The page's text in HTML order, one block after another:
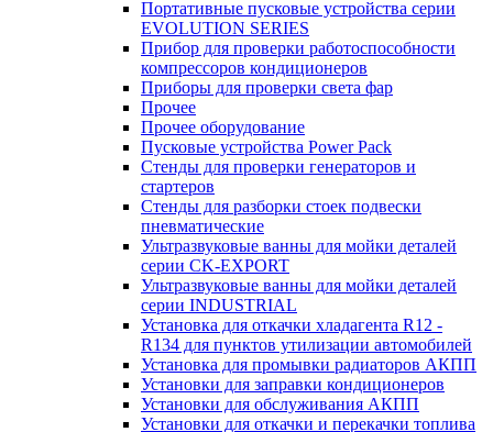
Портативные пусковые устройства серии
EVOLUTION SERIES
Прибор для проверки работоспособности
компрессоров кондиционеров
Приборы для проверки света фар
Прочее
Прочее оборудование
Пусковые устройства Power Pack
Стенды для проверки генераторов и
стартеров
Стенды для разборки стоек подвески
пневматические
Ультразвуковые ванны для мойки деталей
серии CK-EXPORT
Ультразвуковые ванны для мойки деталей
серии INDUSTRIAL
Установка для откачки хладагента R12 -
R134 для пунктов утилизации автомобилей
Установка для промывки радиаторов АКПП
Установки для заправки кондиционеров
Установки для обслуживания АКПП
Установки для откачки и перекачки топлива